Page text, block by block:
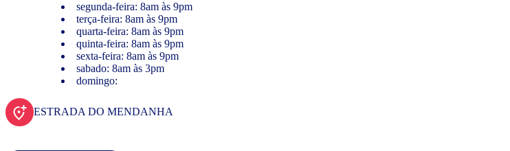
segunda-feira: 8am às 9pm
terça-feira: 8am às 9pm
quarta-feira: 8am às 9pm
quinta-feira: 8am às 9pm
sexta-feira: 8am às 9pm
sabado: 8am às 3pm
domingo:
ESTRADA DO MENDANHA